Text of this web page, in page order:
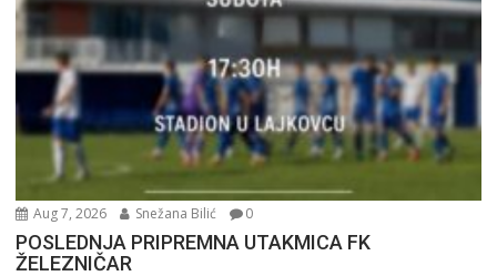
Aug 7, 2026 Snežana Bilić 0
POSLEDNJA PRIPREMNA UTAKMICA FK
ŽELEZNIČAR